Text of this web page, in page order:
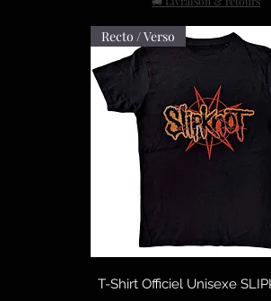
Quick View
Recto / Verso
T-Shirt Officiel Unisexe